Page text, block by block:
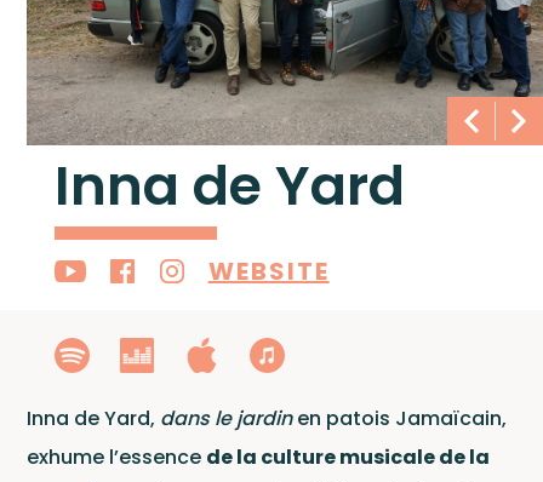
Inna de Yard
WEBSITE
Inna de Yard, dans le jardinen patois Jamaïcain,
exhume l’essence de la culture musicale de la